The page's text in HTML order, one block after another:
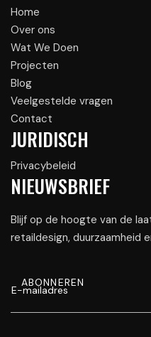
NIEUWSBRIEF
Blijf op de hoogte van de
retaildesign, duurzaamheid
Home
Over ons
Wat We Doen
Projecten
Blog
Veelgestelde vragen
Contact
JURIDISCH
Privacybeleid